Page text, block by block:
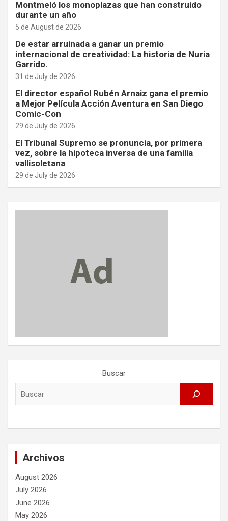
Montmeló los monoplazas que han construido
durante un año
5 de August de 2026
De estar arruinada a ganar un premio
internacional de creatividad: La historia de Nuria
Garrido.
31 de July de 2026
El director español Rubén Arnaiz gana el premio
a Mejor Película Acción Aventura en San Diego
Comic-Con
29 de July de 2026
El Tribunal Supremo se pronuncia, por primera
vez, sobre la hipoteca inversa de una familia
vallisoletana
29 de July de 2026
Buscar
Archivos
August 2026
July 2026
June 2026
May 2026